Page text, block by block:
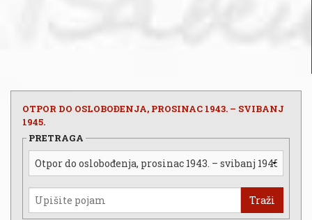
OTPOR DO OSLOBOĐENJA, PROSINAC 1943. – SVIBANJ
1945.
PRETRAGA
Traži